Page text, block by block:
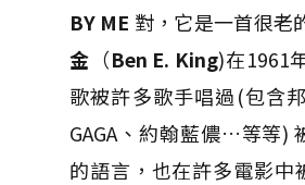
BY ME 對，它是一首很老
金 （Ben E. King)在1961
歌被許多歌手唱過(包含
GAGA、約翰藍儂…等等)
的語言，也在許多電影中